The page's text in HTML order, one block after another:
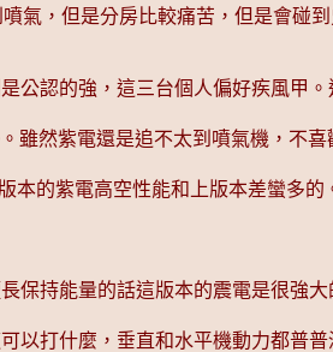
氣，但是分房比較痛苦，但是會碰
公認的強，這三台個人偏好疾風甲
雖然紫電還是追不太到噴氣機，不
本的紫電高空性能和上版本差蠻多
保持能量的話這版本的震電是很強
以打什麼，垂直和水平機動力都普